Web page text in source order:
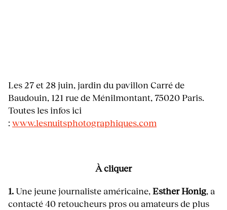
Les 27 et 28 juin, jardin du pavillon Carré de
Baudouin, 121 rue de Ménilmontant, 75020 Paris.
Toutes les infos ici
: www.lesnuitsphotographiques.com
À cliquer
1.Une jeune journaliste américaine,Esther Honig, a
contacté 40 retoucheurs pros ou amateurs de plus